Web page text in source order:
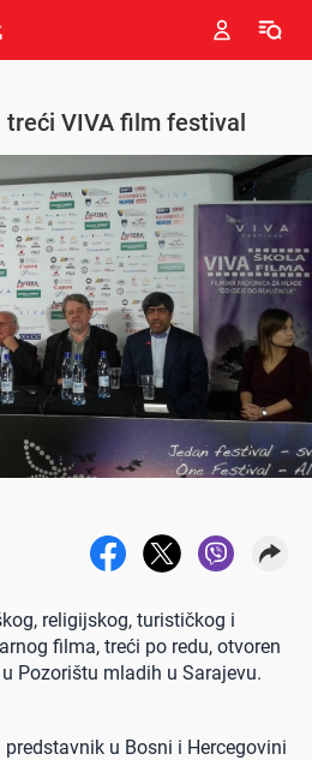
treći VIVA film festival
religijskog, turističkog i
filma, treći po redu, otvoren
Pozorištu mladih u Sarajevu.
u Bosni i Hercegovini